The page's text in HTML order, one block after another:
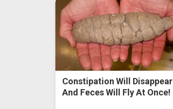
Constipation Will Disappear
And Feces Will Fly At Once!